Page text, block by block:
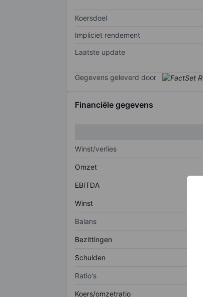
Koersdoel
Impliciet rendement
Laatste update
Gegevens geleverd door
Financiële gegevens
Winst/verlies
Omzet
EBITDA
Winst
Balans
Bezittingen
Schulden
Ratio's
Koers/omzetratio